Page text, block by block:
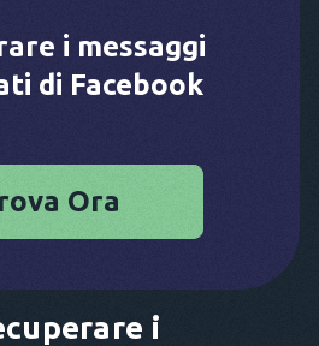
i messaggi
di Facebook
Ora
i